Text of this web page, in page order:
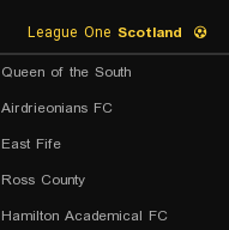
Scotland
Queen of the South
Airdrieonians FC
East Fife
Ross County
Hamilton Academical FC